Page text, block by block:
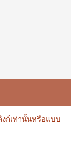
งก์เท่านั้นหรือแบบ